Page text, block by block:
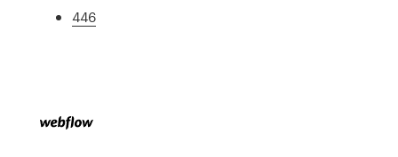
446